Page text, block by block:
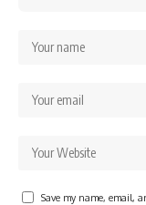
Save my name, email,